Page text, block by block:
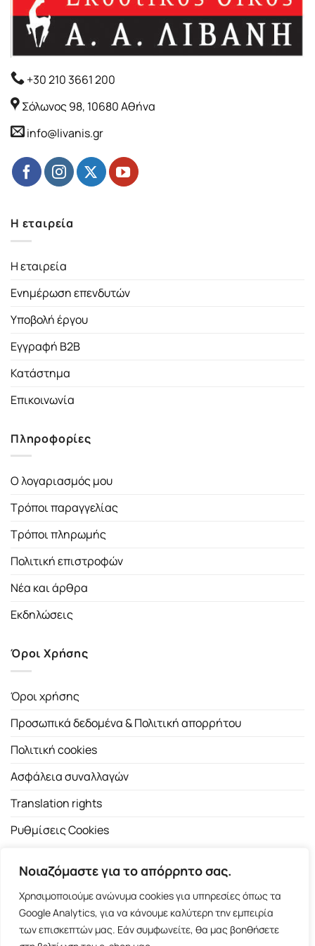
Νοιαζόμαστε για το απόρρητο σας.
Χρησιμοποιούμε ανώνυμα cookies για υπηρεσίες όπως τα
Google Analytics, για να κάνουμε καλύτερη την εμπειρία
των επισκεπτών μας. Εάν συμφωνείτε, θα μας βοηθήσετε
+30 210 3661 200
Σόλωνος 98, 10680 Αθήνα
info@livanis.gr
Η εταιρεία
Η εταιρεία
Ενημέρωση επενδυτών
Υποβολή έργου
Εγγραφή B2B
Κατάστημα
Επικοινωνία
Πληροφορίες
Ο λογαριασμός μου
Τρόποι παραγγελίας
Τρόποι πληρωμής
Πολιτική επιστροφών
Νέα και άρθρα
Εκδηλώσεις
Όροι Χρήσης
Όροι χρήσης
Προσωπικά δεδομένα & Πολιτική απορρήτου
Πολιτική cookies
Ασφάλεια συναλλαγών
Translation rights
Ρυθμίσεις Cookies
Copyright 2026 ©Εκδοτικός Οίκος Α.Α. Λιβάνη| All rights